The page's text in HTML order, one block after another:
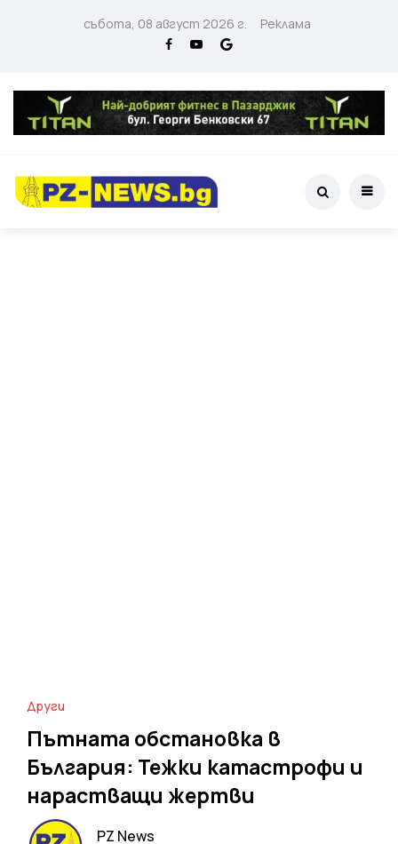
събота, 08 август 2026 г. Реклама
Други
Пътната обстановка в
България: Тежки катастрофи и
нарастващи жертви
PZ News